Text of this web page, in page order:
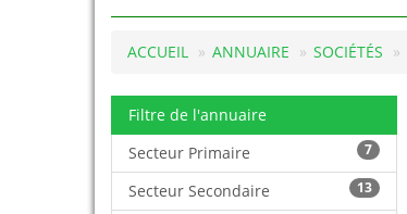
ACCUEIL ANNUAIRE SOCIÉTÉS
Filtre de l'annuaire
7
Secteur Primaire
13
Secteur Secondaire